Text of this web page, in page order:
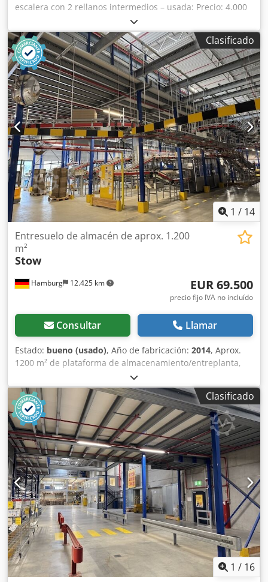
escalera con 2 rellanos intermedios – usada: Precio: 4.000
€ (neto), desmontada, embalada y cargada en el lugar de
origen. Posición 14 Fabricante: Stow Tipo: desconocido Año
de fabricación: 2014 Cjdpfxjzqz I Uo Amysrf La distancia
entre peldaños se indicará posteriormente. El ancho de la
escalera se indicará posteriormente. Las dimensiones de
los rellanos se indicarán posteriormente. Desde la planta
baja hasta el rellano 1: el número de peldaños se indicará
posteriormente. Desde el rellano 1 hasta el rellano 2:
aproximadamente 14 peldaños. Desde el rellano 2 hasta el
primer piso: Con 2 rellanos intermedios. Peldaños: rejillas
metálicas galvanizadas. Laterales y barandillas pintadas.
Estado: bueno. Disponible: a partir de finales del cuarto
trimestre de 2026, aproximadamente. Ubicación:
Hamburgo.
Clasificado
1 / 14
Hamburg 12.425 km
Entresuelo de almacén de aprox. 1.200
m²
Stow
EUR 69.500
precio fijo IVA no incluído
Consultar Llamar
Estado: bueno (usado), Año de fabricación: 2014, Aprox.
1200 m² de plataforma de almacenamiento/entreplanta,
capacidad de carga de 500 kg/m², usada: Precio en el lugar
de almacenamiento: solo 69.500 € (neto), incluyendo el
desmontaje, el embalaje y la carga. Codpfszqz Ibex Amysrf
¡Solo aprox. 58 € (neto) por m²! Fabricante: Stow Tipo:
Plataforma de almacenamiento Año de fabricación: 2014
Altura inferior (borde inferior del soporte): aprox. 5,38 m
Altura superior: Plataforma: aprox. 5,76 m
Ancho/profundidad: aprox. 17,60 m + aprox. 0,80 m de
voladizo Aprox. 5 soportes en profundidad, parcialmente
32 perfiles en C, parcialmente aprox. 17 perfiles en C
Distancia entre soportes en la parte delantera: aprox. 3,70
m / 3,35 m / 5,45 m / 4,73 m Longitud: aprox. 69 m Aprox.
19 soportes en longitud Capacidad de carga: 500 kg/m²,
parcialmente 350 kg Revestimiento del suelo: aglomerado
de 38 mm, parte superior de color gris jaspeado, parte
inferior blanca Incluye la barandilla existente y los
protectores de los soportes. Estado: bueno, se recomienda
Clasificado
1 / 16